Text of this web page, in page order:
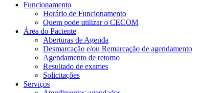
Funcionamento
Horário de Funcionamento
Quem pode utilizar o CECOM
Área do Paciente
Aberturas de Agenda
Desmarcação e/ou Remarcação de agendamento
Agendamento de retorno
Resultado de exames
Solicitações
Serviços